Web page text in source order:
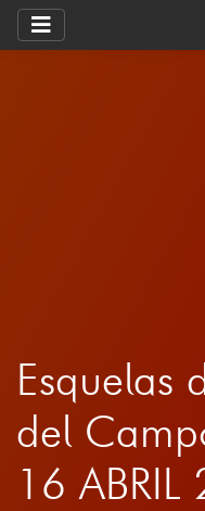
Esquelas
del
16 ABRIL